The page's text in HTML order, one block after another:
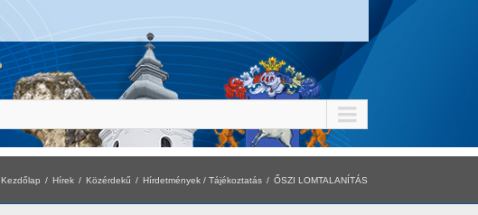
Kezdőlap Hírek Közérdekű Hírdetmények / Tájékoztatás ŐSZI LOMTALANÍTÁS